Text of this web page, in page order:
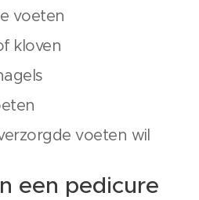
voeten
kloven
voeten wil
een pedicure